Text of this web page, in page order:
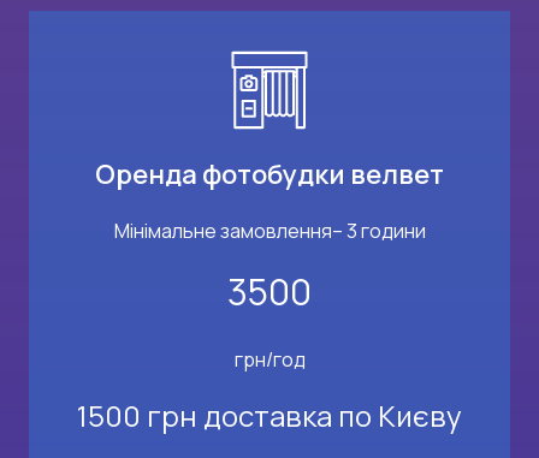
Оренда фотобудки велвет
Мінімальне замовлення– 3 години
3500
грн/год
1500 грн доставка по Києву